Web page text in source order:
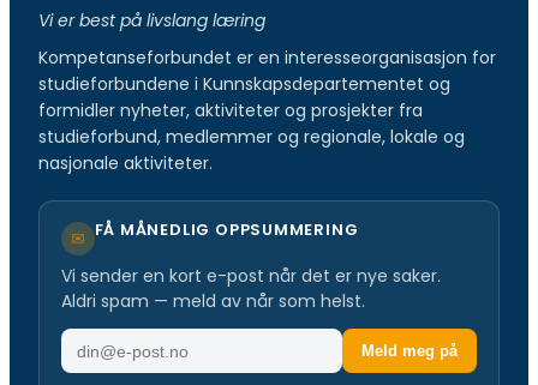
Vi er best på livslang læring
Kompetanseforbundet er en interesseorganisasjon for
studieforbundene i Kunnskapsdepartementet og
formidler nyheter, aktiviteter og prosjekter fra
studieforbund, medlemmer og regionale, lokale og
nasjonale aktiviteter.
✉ FÅ MÅNEDLIG OPPSUMMERING
Vi sender en kort e-post når det er nye saker.
Aldri spam — meld av når som helst.
E
-
Meld meg på